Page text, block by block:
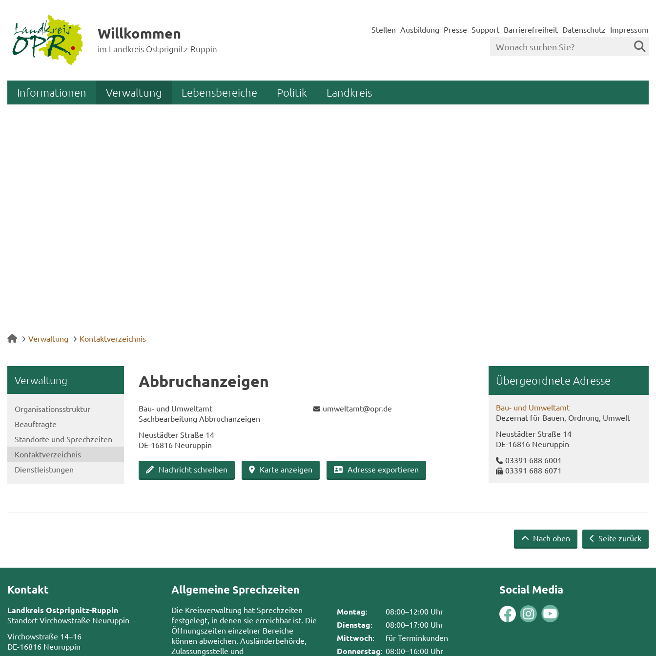
Willkommen
im Landkreis Ostprignitz-Ruppin
Stellen Ausbildung Presse Support Barrierefreiheit Datenschutz Impressum
Informationen Verwaltung Lebensbereiche Politik Landkreis
Verwaltung Kontaktverzeichnis
Ver­wal­tung
Or­ga­ni­sa­ti­ons­struk­tur
Be­auf­trag­te
Stand­or­te und Sprech­zei­ten
Kon­takt­ver­zeich­nis
Dienst­leis­tun­gen
Ab­bruch­an­zei­gen
Bau- und Um­welt­amt
Sach­be­ar­bei­tung Ab­bruch­an­zei­gen
Neu­städ­ter Stra­ße 14
DE-​16816 Neu­rup­pin
um­welt­amt@opr.de
Nach­richt schrei­ben Karte an­zei­gen Adres­se ex­por­tie­ren
Über­ge­ord­ne­te Adres­se
Bau- und Um­welt­amt
De­zer­nat für Bauen, Ord­nung, Um­welt
Neu­städ­ter Stra­ße 14
DE-​16816 Neu­rup­pin
03391 688 6001
03391 688 6071
Seite zurück
Nach oben
Kontakt
Landkreis Ostprignitz-Ruppin
Standort Virchowstraße Neuruppin
Virchowstraße 14–16
DE-16816 Neuruppin
Allgemeine Sprechzeiten
Die Kreisverwaltung hat Sprechzeiten
festgelegt, in denen sie erreichbar ist. Die
Öffnungszeiten einzelner Bereiche
können abweichen. Ausländerbehörde,
Zulassungsstelle und
Montag: 08:00–12:00 Uhr
Dienstag: 08:00–17:00 Uhr
Mittwoch: für Terminkunden
Donnerstag: 08:00–16:00 Uhr
Social Media